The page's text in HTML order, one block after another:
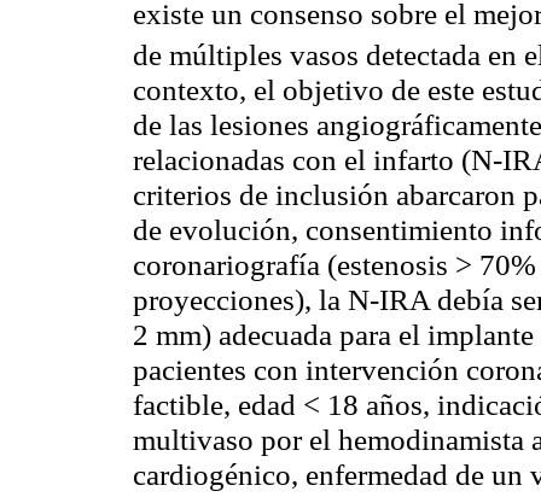
existe un consenso sobre el
de múltiples vasos detectada en
contexto, el objetivo de este
de las lesiones
relacionadas con el infarto (N-
criterios de inclusión abarcaron
de evolución, consentimiento
coronariografía (estenosis >
proyecciones), la N-IRA debía
2 mm) adecuada para el
pacientes con intervención
factible, edad < 18 años,
multivaso por el hemodinamista
cardiogénico, enfermedad de